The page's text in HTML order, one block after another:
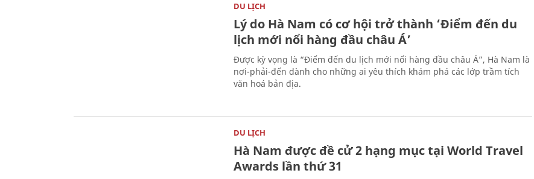
DU LỊCH
Lý do Hà Nam có cơ hội trở thành ‘Điểm đến du
lịch mới nổi hàng đầu châu Á’
Được kỳ vọng là “Điểm đến du lịch mới nổi hàng đầu châu Á”, Hà Nam là
nơi-phải-đến dành cho những ai yêu thích khám phá các lớp trầm tích
văn hoá bản địa.
DU LỊCH
Hà Nam được đề cử 2 hạng mục tại World Travel
Awards lần thứ 31